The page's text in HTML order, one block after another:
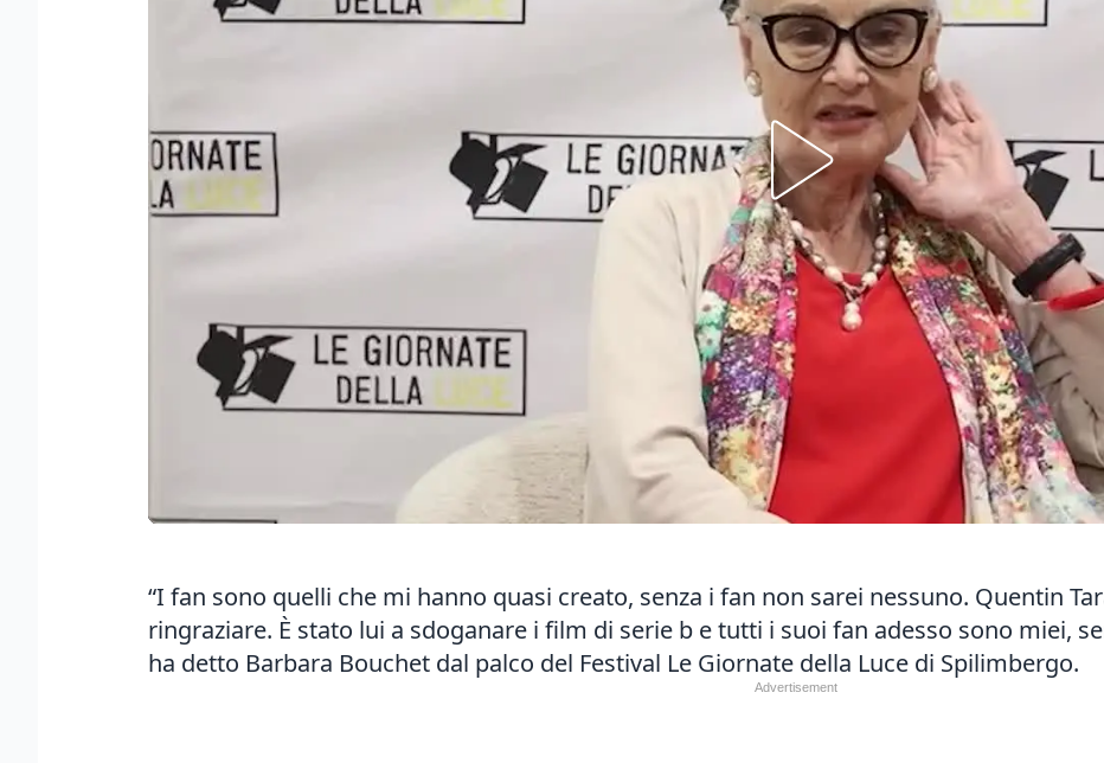
“I fan sono quelli che mi hanno quasi creato, senza i fan non sarei nessuno. Quentin
ringraziare. È stato lui a sdoganare i film di serie b e tutti i suoi fan adesso sono miei,
ha detto Barbara Bouchet dal palco del Festival Le Giornate della Luce di Spilimbergo.